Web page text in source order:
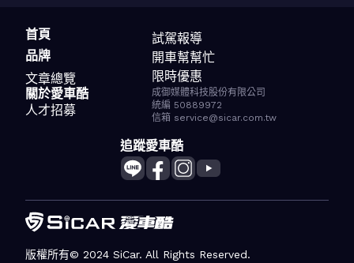
首頁
品牌
文章總覽
試駕報導
開車幫幫忙
限時優惠
關於愛車酷
人才招募
成御媒體科技股份有限公司
統編 50889972
信箱 service@sicar.com.tw
追蹤愛車酷
版權所有© 2024 SiCar. All Rights Reserved.